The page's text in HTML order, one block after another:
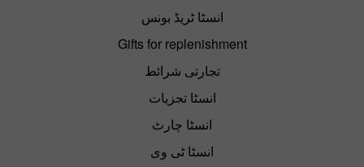
انسٹا ٹریڈ بونس
Gifts for replenishment
تجارتی شرائط
انسٹا تجزیات
انسٹا چارٹ
انسٹا ٹی وی